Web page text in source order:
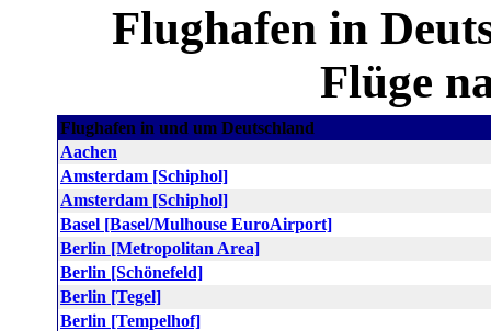
Flughafen in
Flüge
Flughafen in und um Deutschland
Aachen
Amsterdam [Schiphol]
Amsterdam [Schiphol]
Basel [Basel/Mulhouse EuroAirport]
Berlin [Metropolitan Area]
Berlin [Schönefeld]
Berlin [Tegel]
Berlin [Tempelhof]